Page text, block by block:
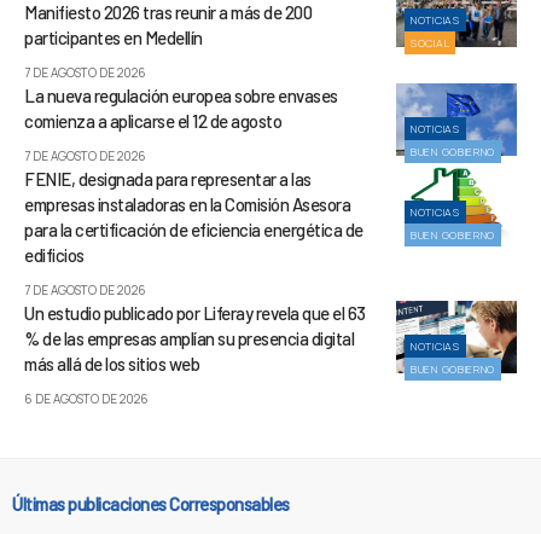
NOTICIAS
SOCIAL
Manifiesto 2026 tras reunir a más de 200
participantes en Medellín
7 DE AGOSTO DE 2026
NOTICIAS
BUEN GOBIERNO
La nueva regulación europea sobre envases
comienza a aplicarse el 12 de agosto
7 DE AGOSTO DE 2026
NOTICIAS
BUEN GOBIERNO
FENIE, designada para representar a las
empresas instaladoras en la Comisión Asesora
para la certificación de eficiencia energética de
edificios
7 DE AGOSTO DE 2026
NOTICIAS
BUEN GOBIERNO
Un estudio publicado por Liferay revela que el 63
% de las empresas amplían su presencia digital
más allá de los sitios web
6 DE AGOSTO DE 2026
Últimas publicaciones Corresponsables